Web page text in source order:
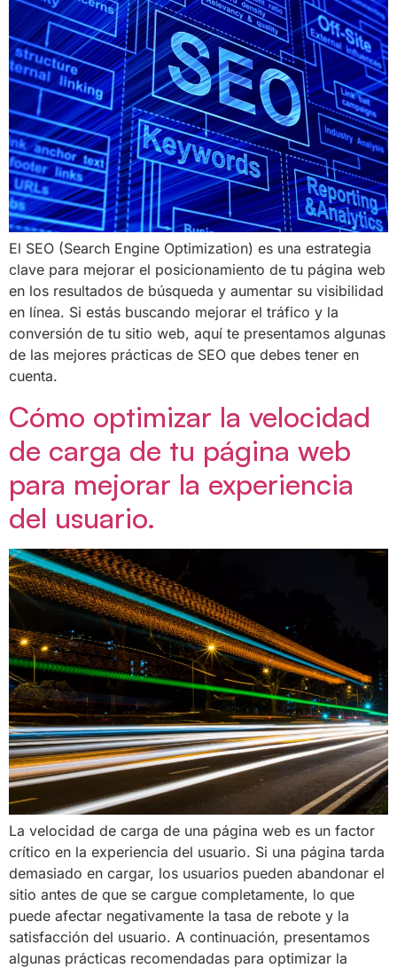
El SEO (Search Engine Optimization) es una estrategia
clave para mejorar el posicionamiento de tu página web
en los resultados de búsqueda y aumentar su visibilidad
en línea. Si estás buscando mejorar el tráfico y la
conversión de tu sitio web, aquí te presentamos algunas
de las mejores prácticas de SEO que debes tener en
cuenta.
Cómo optimizar la velocidad
de carga de tu página web
para mejorar la experiencia
del usuario.
La velocidad de carga de una página web es un factor
crítico en la experiencia del usuario. Si una página tarda
demasiado en cargar, los usuarios pueden abandonar el
sitio antes de que se cargue completamente, lo que
puede afectar negativamente la tasa de rebote y la
satisfacción del usuario. A continuación, presentamos
algunas prácticas recomendadas para optimizar la